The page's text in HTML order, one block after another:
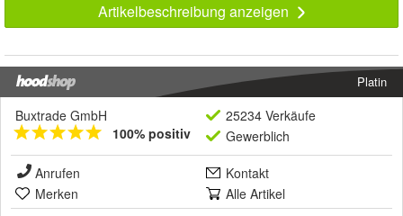
Artikelbeschreibung anzeigen
Platin
Buxtrade GmbH
100% positiv
25234 Verkäufe
Gewerblich
Anrufen
Kontakt
Merken
Alle Artikel